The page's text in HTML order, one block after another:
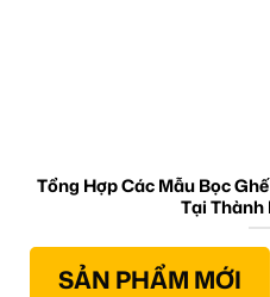
Tổng Hợp Các Mẫu Bọc
Tại
SẢN PHẨM MỚI